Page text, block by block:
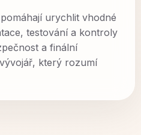
urychlit vhodné
testování a kontroly
a finální
který rozumí